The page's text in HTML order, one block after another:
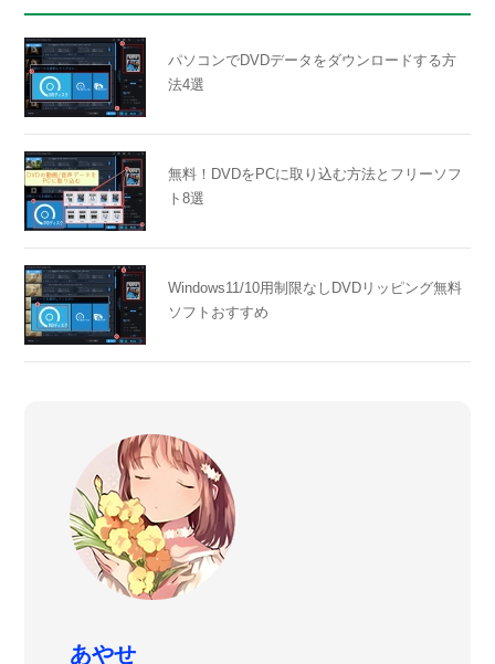
パソコンでDVDデータをダウンロードする方
法4選
無料！DVDをPCに取り込む方法とフリーソフ
ト8選
Windows11/10用制限なしDVDリッピング無料
ソフトおすすめ
あやせ